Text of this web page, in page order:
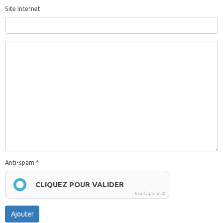
Site Internet
Anti-spam
CLIQUEZ POUR VALIDER
IconCaptcha ©
Ajouter